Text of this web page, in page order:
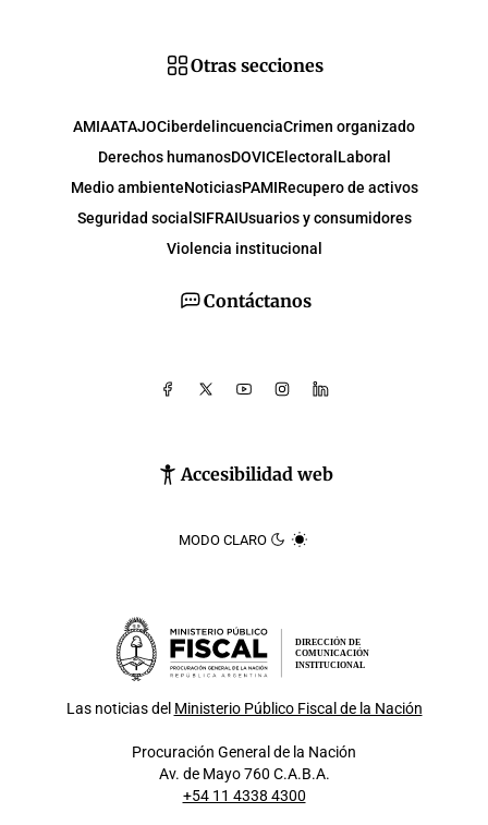
Contáctanos
Accesibilidad web
MODO CLARO
Otras secciones
AMIAATAJOCiberdelincuenciaCrimen organizado
Derechos humanosDOVICElectoral Laboral
Medio ambienteNoticiasPAMIRecupero de activos
Seguridad social SIFRAIUsuarios y consumidores
Violencia institucional
DIRECCIÓN DE
COMUNICACIÓN
INSTITUCIONAL
Las noticias del Ministerio Público Fiscal de la Nación
Procuración General de la Nación
Av. de Mayo 760 C.A.B.A.
+54 11 4338 4300